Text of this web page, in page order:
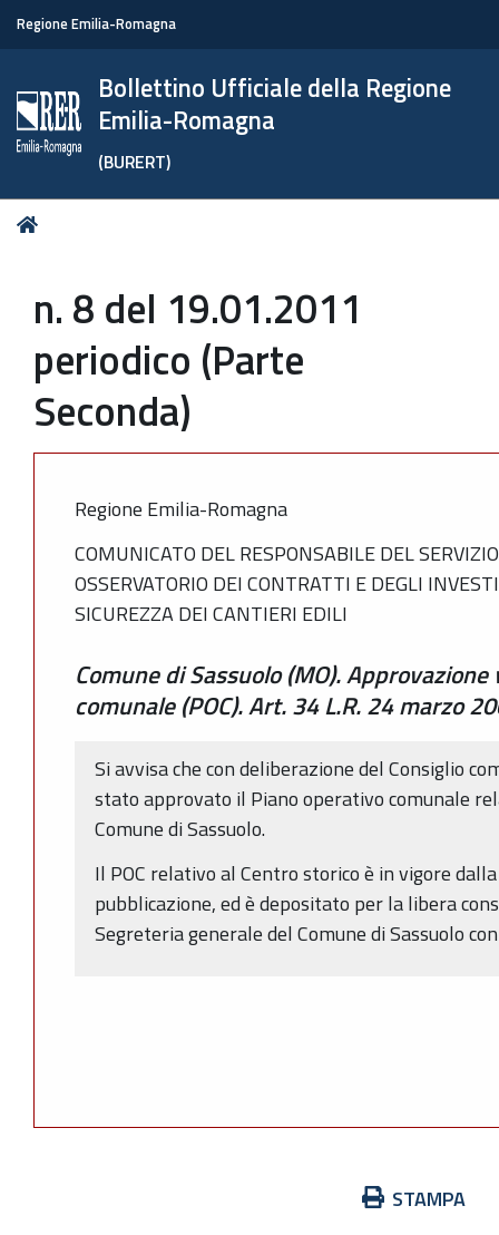
Regione Emilia-Romagna
Bollettino Ufficiale della Regione
Emilia-Romagna
(BURERT)
Tu
n. 8 del 19.01.2011
periodico (Parte
Seconda)
Regione Emilia-Romagna
COMUNICATO DEL RESPONSABILE DEL
OSSERVATORIO DEI CONTRATTI E DEGLI
SICUREZZA DEI CANTIERI EDILI
Comune di Sassuolo (MO).
comunale (POC). Art. 34 L.R. 24 marzo
Si avvisa che con deliberazione del Consiglio
stato approvato il Piano operativo comunale
Comune di Sassuolo.
Il POC relativo al Centro storico è in vigore
pubblicazione, ed è depositato per la libera
Segreteria generale del Comune di Sassuolo
STAMPA